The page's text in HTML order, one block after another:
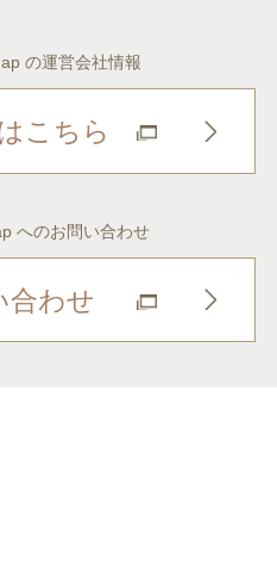
の運営会社情報
こちら
へのお問い合わせ
合わせ